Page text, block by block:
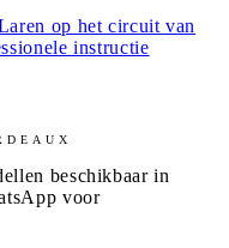
op het circuit van
instructie
beschikbaar in
voor